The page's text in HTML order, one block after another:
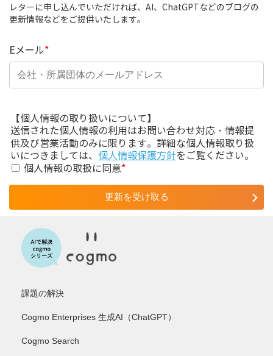
レターに申し込んでいただければ、AI、ChatGPTなどのブログの
更新情報などをご提供いたします。
Eメール*
【個人情報の取り扱いについて】
送信された個人情報の利用はお問い合わせ対応・情報提
供及び営業活動のみに限ります。詳細な個人情報取り扱
いにつきましては、 個人情報保護方針をご覧ください。
個人情報の取扱に同意*
課題の解決
Cogmo Enterprises 生成AI（ChatGPT）
Cogmo Search